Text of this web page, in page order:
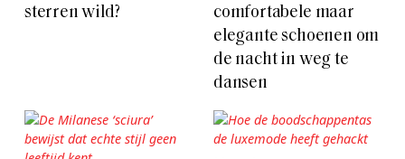
sterren wild?
comfortabele maar
elegante schoenen om
de nacht in weg te
dansen